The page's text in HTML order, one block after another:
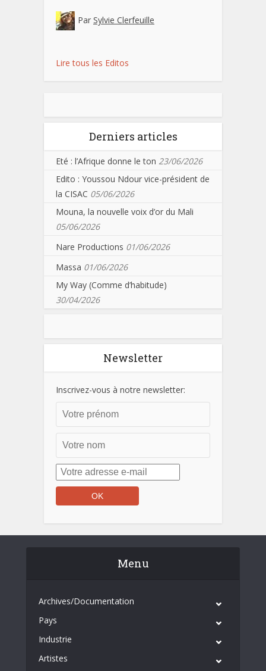
Par Sylvie Clerfeuille
Lire tous les Editos
Derniers articles
Eté : l’Afrique donne le ton 23/06/2026
Edito : Youssou Ndour vice-président de
la CISAC 05/06/2026
Mouna, la nouvelle voix d’or du Mali
05/06/2026
Nare Productions 01/06/2026
Massa 01/06/2026
My Way (Comme d’habitude)
30/04/2026
Newsletter
Inscrivez-vous à notre newsletter:
Menu
Archives/Documentation
Pays
Industrie
Artistes